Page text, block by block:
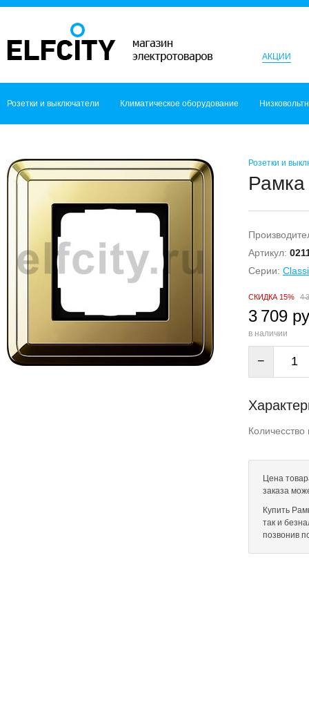
АКЦИИ
Розетки и выключатели Климатическое оборудование
Розетки и
Рамка
Артикул:
Серии:
СКИДКА 15% 4
3 709
в наличии
−
Цена
заказа
Купить
так и
позвонив